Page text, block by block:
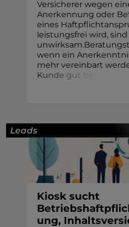
Versicherer wegen
Anerkennung oder
eines
leistungsfrei wird, sind
wenn ein
mehr vereinbart
Kunde gut b
Leads
Kiosk sucht
ung,